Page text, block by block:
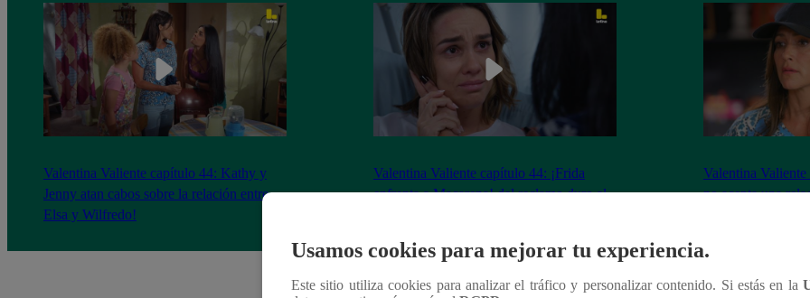
Valentina Valiente capítulo 44: Kathy y
Jenny atan cabos sobre la relación entre
Elsa y Wilfredo!
Valentina Valiente capítulo 44: ¡Frida
enfrenta a Macarena! del reclamo duro al
Valentina
no acepta una
Usamos cookies para mejorar tu experiencia.
Este sitio utiliza cookies para analizar el tráfico y personalizar contenido. Si estás en la